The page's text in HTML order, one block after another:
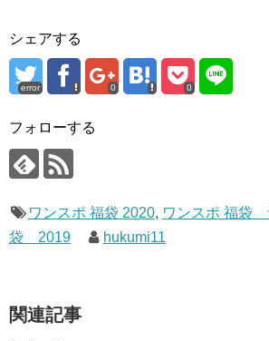
シェアする
error 0 0
フォローする
ワンスポ 福袋 2020, ワンスポ 福袋
袋 2019
hukumi11
関連記事